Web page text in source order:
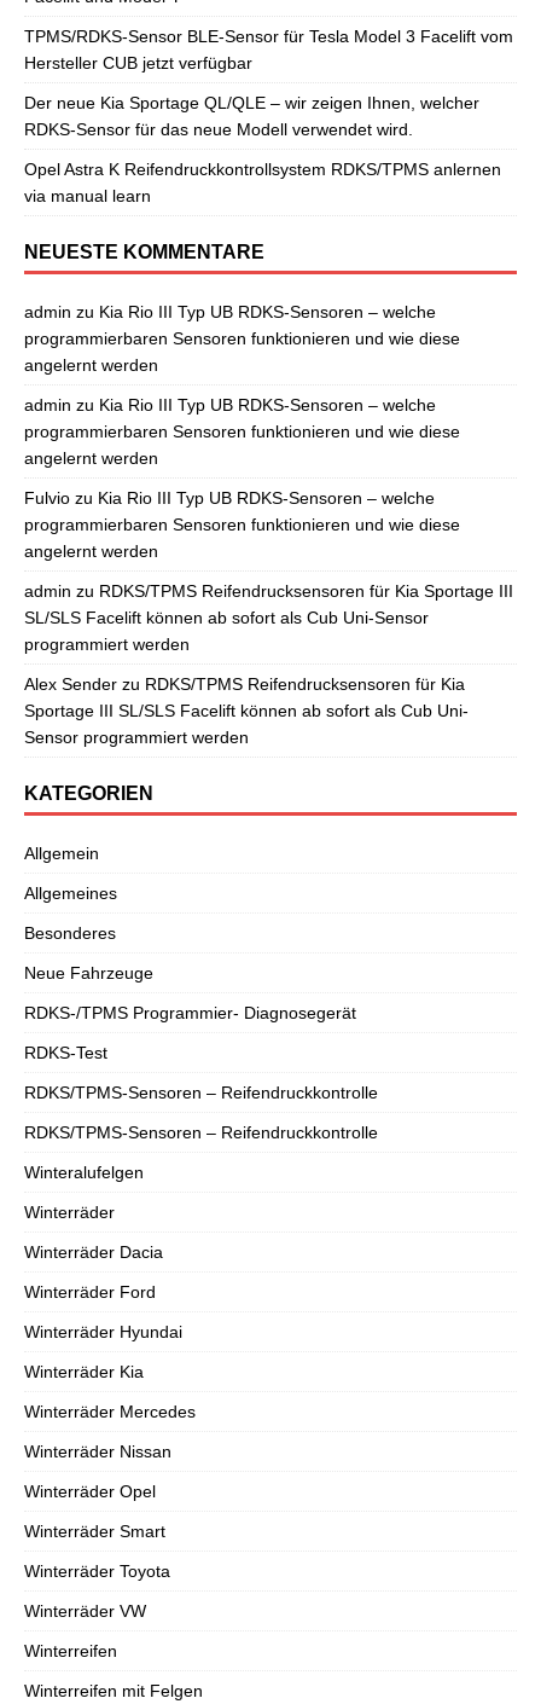
TPMS/RDKS-Sensor BLE-Sensor für Tesla Model 3 Facelift vom
Hersteller CUB jetzt verfügbar
Der neue Kia Sportage QL/QLE – wir zeigen Ihnen, welcher
RDKS-Sensor für das neue Modell verwendet wird.
Opel Astra K Reifendruckkontrollsystem RDKS/TPMS anlernen
via manual learn
NEUESTE KOMMENTARE
admin zu Kia Rio III Typ UB RDKS-Sensoren – welche
programmierbaren Sensoren funktionieren und wie diese
angelernt werden
admin zu Kia Rio III Typ UB RDKS-Sensoren – welche
programmierbaren Sensoren funktionieren und wie diese
angelernt werden
Fulvio zu Kia Rio III Typ UB RDKS-Sensoren – welche
programmierbaren Sensoren funktionieren und wie diese
angelernt werden
admin zu RDKS/TPMS Reifendrucksensoren für Kia Sportage III
SL/SLS Facelift können ab sofort als Cub Uni-Sensor
programmiert werden
Alex Sender zu RDKS/TPMS Reifendrucksensoren für Kia
Sportage III SL/SLS Facelift können ab sofort als Cub Uni-
Sensor programmiert werden
KATEGORIEN
Allgemein
Allgemeines
Besonderes
Neue Fahrzeuge
RDKS-/TPMS Programmier- Diagnosegerät
RDKS-Test
RDKS/TPMS-Sensoren – Reifendruckkontrolle
RDKS/TPMS-Sensoren – Reifendruckkontrolle
Winteralufelgen
Winterräder
Winterräder Dacia
Winterräder Ford
Winterräder Hyundai
Winterräder Kia
Winterräder Mercedes
Winterräder Nissan
Winterräder Opel
Winterräder Smart
Winterräder Toyota
Winterräder VW
Winterreifen
Winterreifen mit Felgen